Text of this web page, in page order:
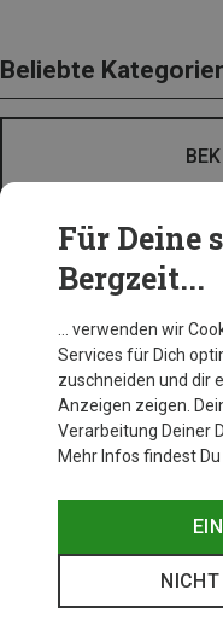
Beliebte
Für Deine
Bergzeit...
… verwenden wir
Services für Dich
zuschneiden und dir
Anzeigen zeigen.
Verarbeitung Deiner
Mehr Infos findest
NICHT